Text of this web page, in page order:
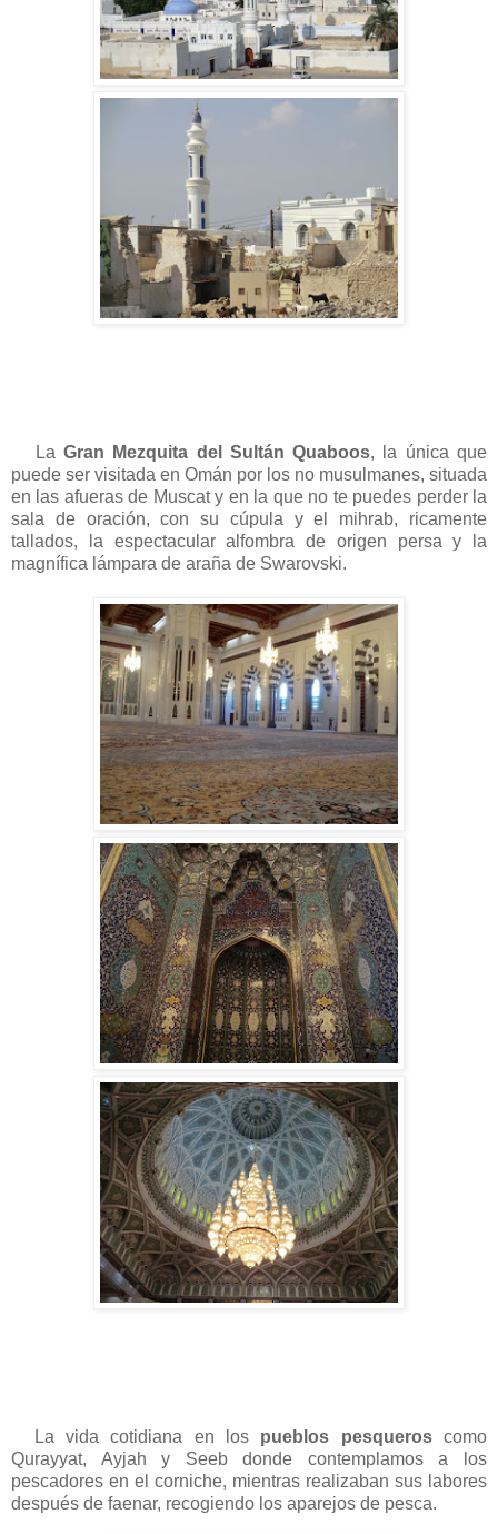
LaGran Mezquita del Sultán Quaboos, la única que
puede ser visitada en Omán por los no musulmanes, situada
en las afueras de Muscat y en la que no te puedes perder la
sala de oración, con su cúpula y el mihrab, ricamente
tallados, la espectacular alfombra de origen persa y la
magnífica lámpara de araña de Swarovski.
La vida cotidiana en los pueblos pesqueroscomo
Qurayyat, Ayjah y Seeb donde contemplamos a los
pescadores en el corniche, mientras realizaban sus labores
después de faenar, recogiendo los aparejos de pesca.